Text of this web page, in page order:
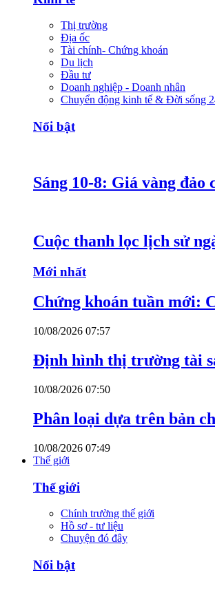
Thị trường
Địa ốc
Tài chính- Chứng khoán
Du lịch
Đầu tư
Doanh nghiệp - Doanh nhân
Chuyển động kinh tế & Đời sống
Nổi bật
Sáng 10-8: Giá vàng đảo
Cuộc thanh lọc lịch sử
Mới nhất
Chứng khoán tuần mới:
10/08/2026 07:57
Định hình thị trường tài
10/08/2026 07:50
Phân loại dựa trên bản
10/08/2026 07:49
Thế giới
Thế giới
Chính trường thế giới
Hồ sơ - tư liệu
Chuyện đó đây
Nổi bật